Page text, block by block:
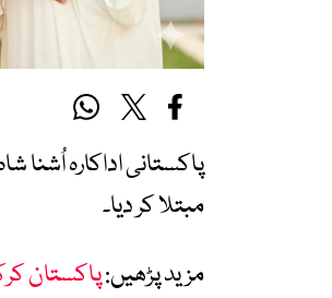
پاکستانی اداکارہ
مبتلا کر دیا۔
مزید پڑھیں:پاکستان